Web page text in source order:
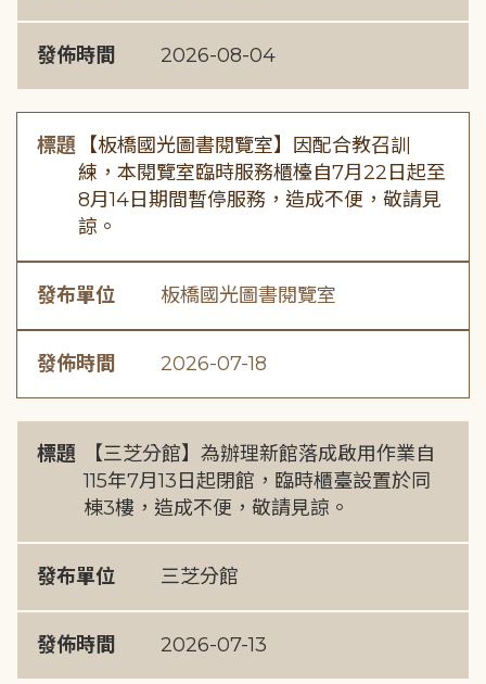
發佈時間 2026-08-04
標題
【板橋國光圖書閱覽室】因配合教召訓
練，本閱覽室臨時服務櫃檯自7月22日起至
8月14日期間暫停服務，造成不便，敬請見
諒。
發布單位 板橋國光圖書閱覽室
發佈時間 2026-07-18
標題
【三芝分館】為辦理新館落成啟用作業自
115年7月13日起閉館，臨時櫃臺設置於同
棟3樓，造成不便，敬請見諒。
發布單位 三芝分館
發佈時間 2026-07-13